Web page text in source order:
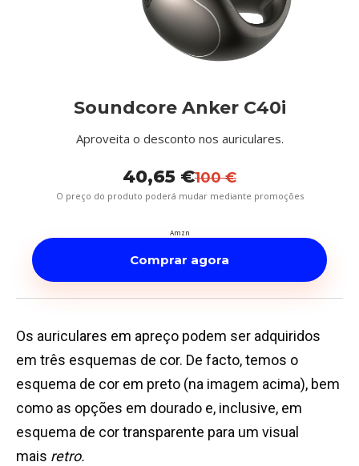
Soundcore Anker C40i
Aproveita o desconto nos auriculares.
40,65 €100 €
O preço do produto poderá mudar mediante promoções
Amzn
Comprar agora
Os auriculares em apreço podem ser adquiridos
em três esquemas de cor. De facto, temos o
esquema de cor em preto (na imagem acima), bem
como as opções em dourado e, inclusive, em
esquema de cor transparente para um visual
mais retro.